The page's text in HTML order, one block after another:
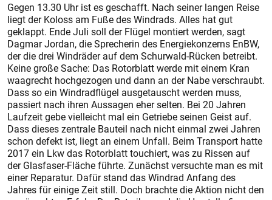
Gegen 13.30 Uhr ist es geschafft. Nach seiner langen Reise
liegt der Koloss am Fuße des Windrads. Alles hat gut
geklappt. Ende Juli soll der Flügel montiert werden, sagt
Dagmar Jordan, die Sprecherin des Energiekonzerns EnBW,
der die drei Windräder auf dem Schurwald-Rücken betreibt.
Keine große Sache: Das Rotorblatt werde mit einem Kran
waagrecht hochgezogen und dann an der Nabe verschraubt.
Dass so ein Windradflügel ausgetauscht werden muss,
passiert nach ihren Aussagen eher selten. Bei 20 Jahren
Laufzeit gebe vielleicht mal ein Getriebe seinen Geist auf.
Dass dieses zentrale Bauteil nach nicht einmal zwei Jahren
schon defekt ist, liegt an einem Unfall. Beim Transport hatte
2017 ein Lkw das Rotorblatt touchiert, was zu Rissen auf
der Glasfaser-Fläche führte. Zunächst versuchte man es mit
einer Reparatur. Dafür stand das Windrad Anfang des
Jahres für einige Zeit still. Doch brachte die Aktion nicht den